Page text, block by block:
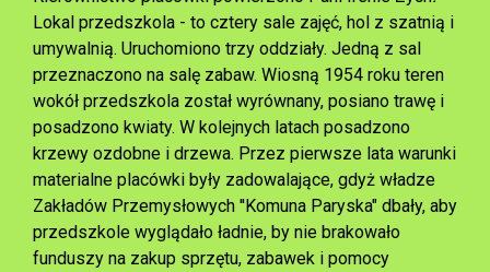
Lokal przedszkola - to cztery sale zajęć, hol z szatnią i
umywalnią. Uruchomiono trzy oddziały. Jedną z sal
przeznaczono na salę zabaw. Wiosną 1954 roku teren
wokół przedszkola został wyrównany, posiano trawę i
posadzono kwiaty. W kolejnych latach posadzono
krzewy ozdobne i drzewa. Przez pierwsze lata warunki
materialne placówki były zadowalające, gdyż władze
Zakładów Przemysłowych ''Komuna Paryska" dbały, aby
przedszkole wyglądało ładnie, by nie brakowało
funduszy na zakup sprzętu, zabawek i pomocy